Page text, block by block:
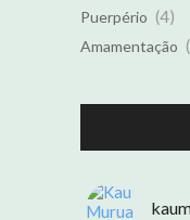
Puerpério (4)
Amamentação